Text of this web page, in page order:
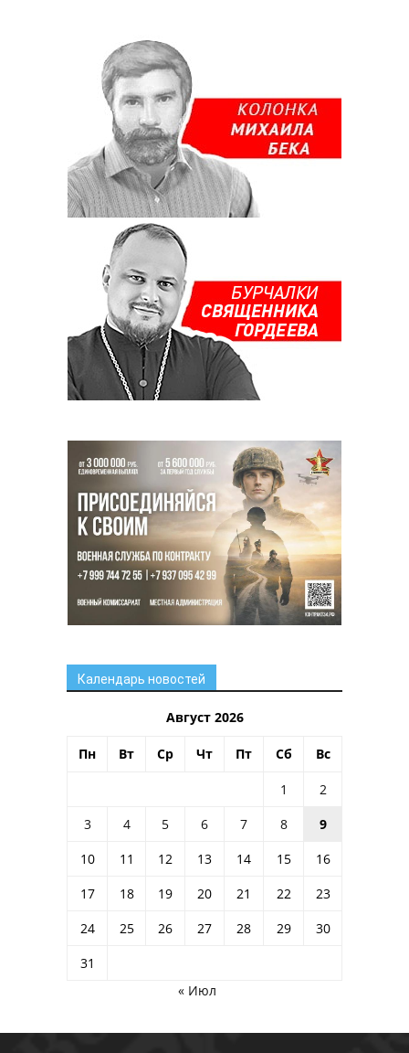
Календарь новостей
Август 2026
Пн Вт Ср Чт Пт Сб Вс
1
2
3
4 5 6 7 8
9
10
11 12 13 14 15
16
17
18 19 20 21 22
23
24
25 26 27 28 29
30
31
« Июл